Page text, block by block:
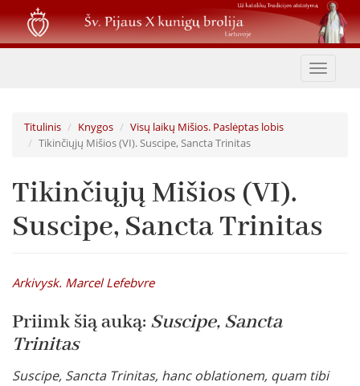
Pereiti
į
pagrindinį
Toggle
Titulinis Knygos
Visų laikų Mišios. Paslėptas lobis
Tikinčiųjų Mišios (VI). Suscipe, Sancta Trinitas
Tikinčiųjų Mišios (VI).
Suscipe, Sancta Trinitas
Arkivysk. Marcel Lefebvre
Priimk šią auką: Suscipe, Sancta
Trinitas
Suscipe, Sancta Trinitas, hanc oblationem, quam tibi